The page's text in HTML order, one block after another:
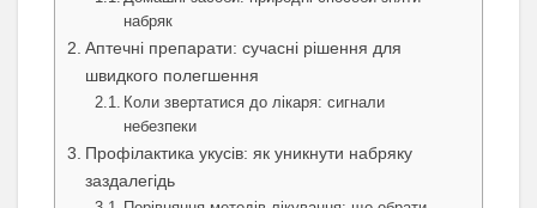
набряк
Аптечні препарати: сучасні рішення для
швидкого полегшення
Коли звертатися до лікаря: сигнали
небезпеки
Профілактика укусів: як уникнути набряку
заздалегідь